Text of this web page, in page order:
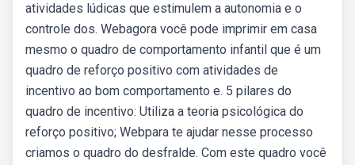
atividades lúdicas que estimulem a autonomia e o
controle dos. Webagora você pode imprimir em casa
mesmo o quadro de comportamento infantil que é um
quadro de reforço positivo com atividades de
incentivo ao bom comportamento e. 5 pilares do
quadro de incentivo: Utiliza a teoria psicológica do
reforço positivo; Webpara te ajudar nesse processo
criamos o quadro do desfralde. Com este quadro você